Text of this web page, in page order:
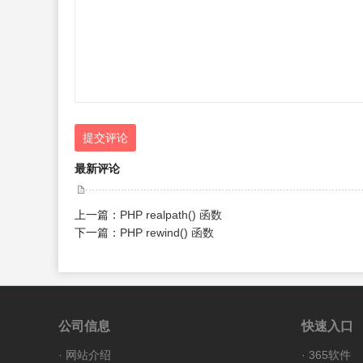
提交评论
最新评论
上一篇： PHP realpath() 函数
下一篇： PHP rewind() 函数
公司信息
· 网站介绍
快速入口
· 365软件